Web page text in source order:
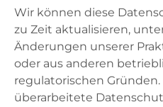
Wir können diese
zu Zeit aktualisieren,
Änderungen unserer
oder aus anderen
regulatorischen
überarbeitete